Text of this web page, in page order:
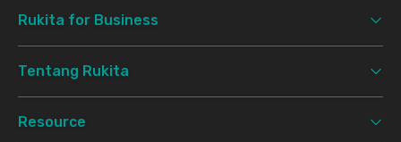
Rukita for Business
Tentang Rukita
Resource